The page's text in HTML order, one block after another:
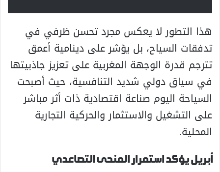
هذا التطور لا يعكس مجرد تحسن ظرفي في
تدفقات السياح، بل يؤشر على دينامية أعمق
تترجم قدرة الوجهة المغربية على تعزيز جاذبيتها
في سياق دولي شديد التنافسية، حيث أصبحت
السياحة اليوم صناعة اقتصادية ذات أثر مباشر
على التشغيل والاستثمار والحركية التجارية
المحلية.
أبريل يؤكد استمرار المنحى التصاعدي